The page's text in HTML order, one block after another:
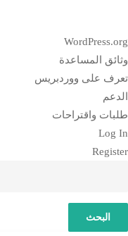
المساعدة
على ووردبريس
واقتراحات
Log